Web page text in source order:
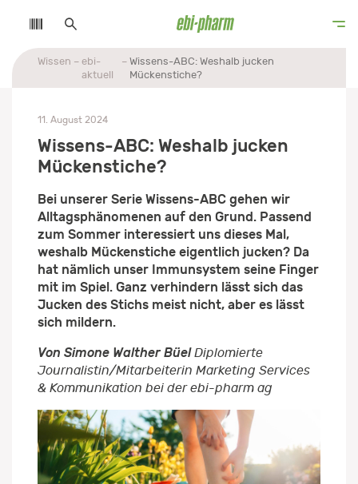
Wissen
ebi-
aktuell
Wissens-ABC: Weshalb jucken
Mückenstiche?
11. August 2024
Wissens-ABC: Weshalb jucken
Mückenstiche?
Bei unserer Serie Wissens-ABC gehen wir
Alltagsphänomenen auf den Grund. Passend
zum Sommer interessiert uns dieses Mal,
weshalb Mückenstiche eigentlich jucken? Da
hat nämlich unser Immunsystem seine Finger
mit im Spiel. Ganz verhindern lässt sich das
Jucken des Stichs meist nicht, aber es lässt
sich mildern.
Von Simone Walther BüelDiplomierte
Journalistin/Mitarbeiterin Marketing Services
& Kommunikation bei der ebi-pharm ag